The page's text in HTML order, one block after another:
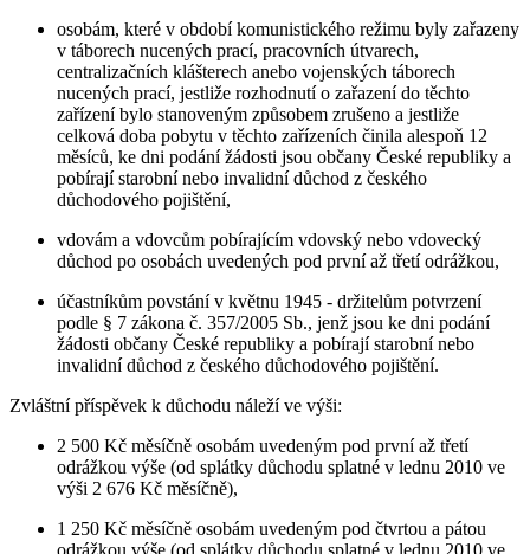
osobám, které v období komunistického režimu byly zařazeny
v táborech nucených prací, pracovních útvarech,
centralizačních klášterech anebo vojenských táborech
nucených prací, jestliže rozhodnutí o zařazení do těchto
zařízení bylo stanoveným způsobem zrušeno a jestliže
celková doba pobytu v těchto zařízeních činila alespoň 12
měsíců, ke dni podání žádosti jsou občany České republiky a
pobírají starobní nebo invalidní důchod z českého
důchodového pojištění,
vdovám a vdovcům pobírajícím vdovský nebo vdovecký
důchod po osobách uvedených pod první až třetí odrážkou,
účastníkům povstání v květnu 1945 - držitelům potvrzení
podle § 7 zákona č. 357/2005 Sb., jenž jsou ke dni podání
žádosti občany České republiky a pobírají starobní nebo
invalidní důchod z českého důchodového pojištění.
Zvláštní příspěvek k důchodu náleží ve výši:
2 500 Kč měsíčně osobám uvedeným pod první až třetí
odrážkou výše (od splátky důchodu splatné v lednu 2010 ve
výši 2 676 Kč měsíčně),
1 250 Kč měsíčně osobám uvedeným pod čtvrtou a pátou
odrážkou výše (od splátky důchodu splatné v lednu 2010 ve